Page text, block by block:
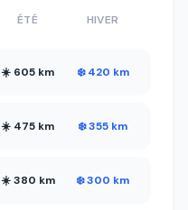
ÉTÉ HIVER
☀️ 605 km ❄️ 420 km
☀️ 475 km ❄️ 355 km
☀️ 380 km ❄️ 300 km